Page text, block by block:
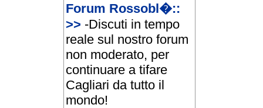
Forum Rossobl�::
>> -Discuti in tempo
reale sul nostro forum
non moderato, per
continuare a tifare
Cagliari da tutto il
mondo!